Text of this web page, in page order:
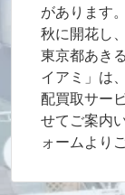
があります
秋に開花し
東京都あき
イアミ」は、
配買取サー
せてご案内
ォームより